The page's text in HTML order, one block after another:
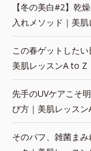
【冬の美白#2】乾
入れメソッド｜美
この春ゲットした
美肌レッスンA to Z
先手のUVケアこそ
び方｜美肌レッス
そのパフ、雑菌ま